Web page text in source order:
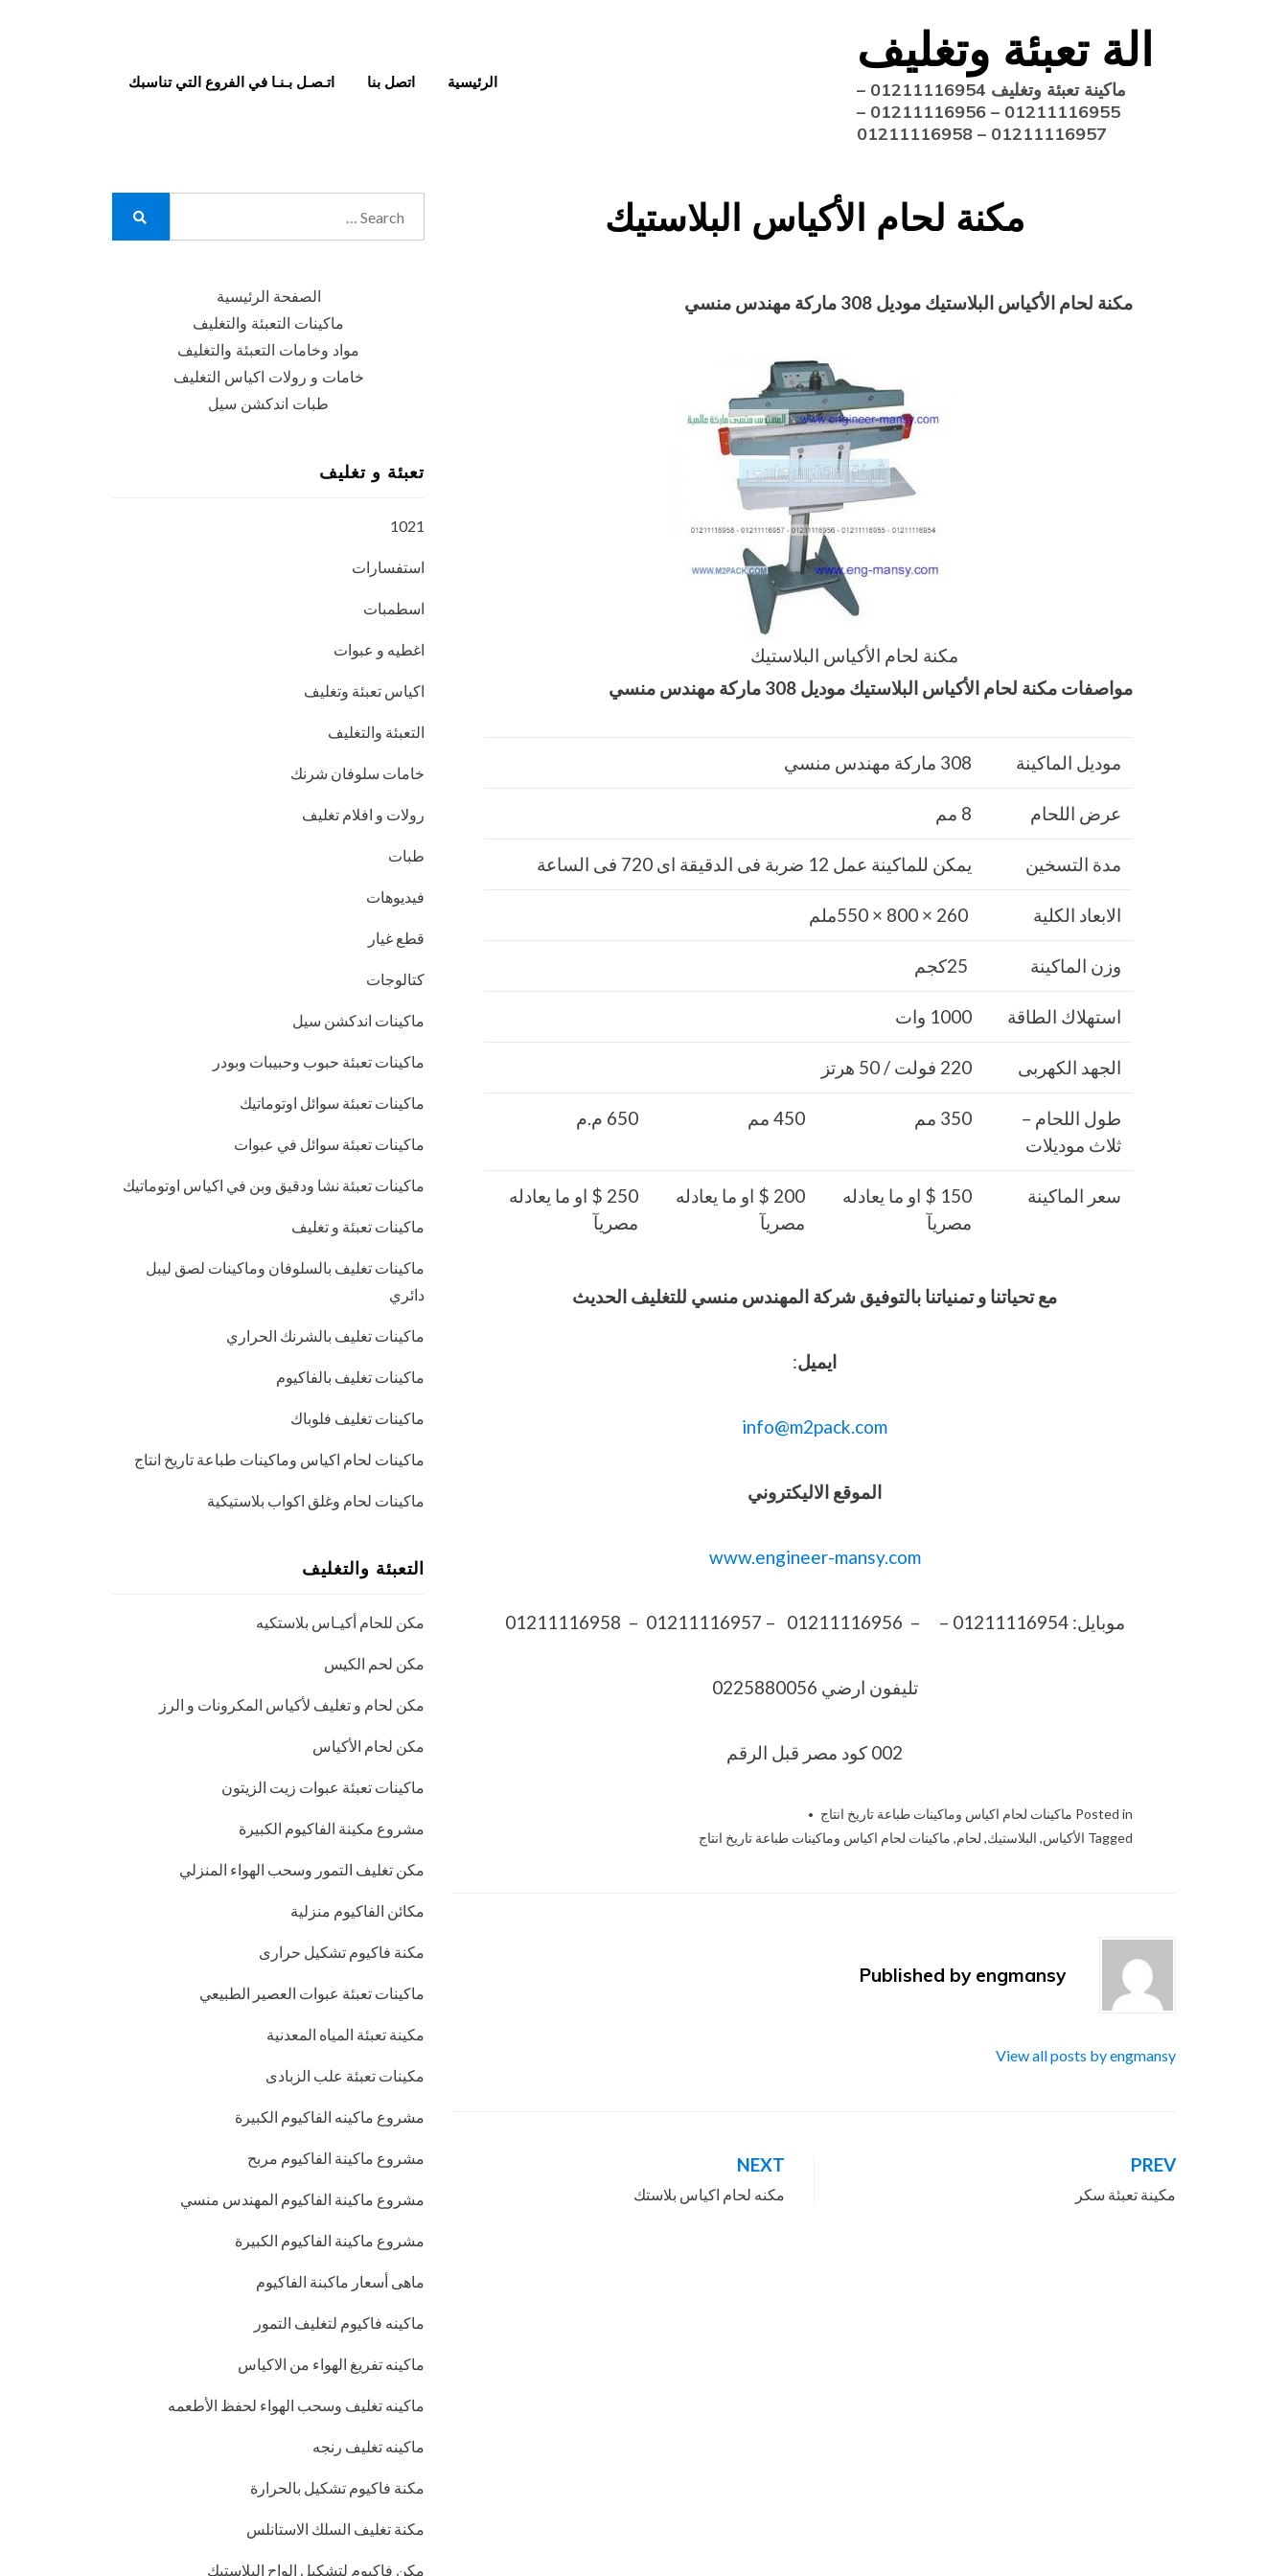
الة تعبئة وتغليف
ماكينة تعبئة وتغليف 01211116954 –
01211116955 – 01211116956 –
01211116957 – 01211116958
الرئيسية اتصل بنا اتـصـل بـنـا في الفروع التي تناسبك
مكنة لحام الأكياس البلاستيك‏
مكنة لحام الأكياس البلاستيك‏ موديل 308 ماركة مهندس منسي
مكنة لحام الأكياس البلاستيك‏
مواصفات مكنة لحام الأكياس البلاستيك‏ موديل 308 ماركة مهندس منسي
موديل الماكينة 308 ماركة مهندس منسي
عرض اللحام 8 مم
مدة التسخين يمكن للماكينة عمل 12 ضربة فى الدقيقة اى 720 فى الساعة
الابعاد الكلية
وزن الماكينة
استهلاك الطاقة 1000 وات
الجهد الكهربى 220 فولت / 50 هرتز
طول اللحام –
ثلاث موديلات
350 مم 450 مم 650 م.م
سعر الماكينة
150 $ او ما يعادله
مصريآ
200 $ او ما يعادله
مصريآ
250 $ او ما يعادله
مصريآ
مع تحياتنا و تمنياتنا بالتوفيق شركة المهندس منسي للتغليف الحديث
ايميل:
info@m2pack.com
الموقع الاليكتروني
www.engineer-mansy.com
موبايل: 01211116954 – – 01211116956 – 01211116957 – 01211116958
تليفون ارضي 0225880056
002 كود مصر قبل الرقم
Posted in ماكينات لحام اكياس وماكينات طباعة تاريخ انتاج
Tagged الأكياس, البلاستيك, لحام, ماكينات لحام اكياس وماكينات طباعة تاريخ انتاج
Published by engmansy
View all posts by engmansy
تصفّح
المقالات
PREV
مكينة تعبئة سكر
NEXT
مكنه لحام اكياس بلاستك
الصفحة الرئيسية
ماكينات التعبئة والتغليف
مواد وخامات التعبئة والتغليف
خامات و رولات اكياس التغليف
طبات اندكشن سيل
تعبئة و تغليف
1021
استفسارات
اسطمبات
اغطيه و عبوات
اكياس تعبئة وتغليف
التعبئة والتغليف
خامات سلوفان شرنك
رولات و افلام تغليف
طبات
فيديوهات
قطع غيار
كتالوجات
ماكينات اندكشن سيل
ماكينات تعبئة حبوب وحبيبات وبودر
ماكينات تعبئة سوائل اوتوماتيك
ماكينات تعبئة سوائل في عبوات
ماكينات تعبئة نشا ودقيق وبن في اكياس اوتوماتيك
ماكينات تعبئة و تغليف
ماكينات تغليف بالسلوفان وماكينات لصق ليبل
دائري
ماكينات تغليف بالشرنك الحراري
ماكينات تغليف بالفاكيوم
ماكينات تغليف فلوباك
ماكينات لحام اكياس وماكينات طباعة تاريخ انتاج
ماكينات لحام وغلق اكواب بلاستيكية
التعبئة والتغليف
مكن للحام أكيـاس بلاستكيه
مكن لحم الكيس
مكن لحام و تغليف لأكياس المكرونات و الرز
مكن لحام الأكياس
ماكينات تعبئة عبوات زيت الزيتون
مشروع مكينة الفاكيوم الكبيرة
مكن تغليف التمور وسحب الهواء المنزلي
مكائن الفاكيوم منزلية
مكنة فاكيوم تشكيل حرارى
ماكينات تعبئة عبوات العصير الطبيعي
مكينة تعبئة المياه المعدنية
مكينات تعبئة علب الزبادى
مشروع ماكينه الفاكيوم الكبيرة
مشروع ماكينة الفاكيوم مربح
مشروع ماكينة الفاكيوم المهندس منسي
مشروع ماكينة الفاكيوم الكبيرة
ماهى أسعار ماكبنة الفاكيوم
ماكينه فاكيوم لتغليف التمور
ماكينه تفريغ الهواء من الاكياس
ماكينه تغليف وسحب الهواء لحفظ الأطعمه
ماكينه تغليف رنجه
مكنة فاكيوم تشكيل بالحرارة
مكنة تغليف السلك الاستانلس
مكن فاكيوم لتشكيل الواح البلاستيك